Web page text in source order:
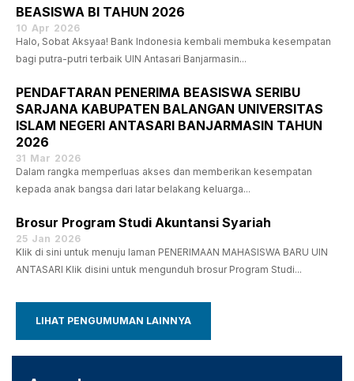
BEASISWA BI TAHUN 2026
10 Apr 2026
Halo, Sobat Aksyaa! Bank Indonesia kembali membuka kesempatan
bagi putra-putri terbaik UIN Antasari Banjarmasin...
PENDAFTARAN PENERIMA BEASISWA SERIBU
SARJANA KABUPATEN BALANGAN UNIVERSITAS
ISLAM NEGERI ANTASARI BANJARMASIN TAHUN
2026
31 Mar 2026
Dalam rangka memperluas akses dan memberikan kesempatan
kepada anak bangsa dari latar belakang keluarga...
Brosur Program Studi Akuntansi Syariah
25 Jan 2026
Klik di sini untuk menuju laman PENERIMAAN MAHASISWA BARU UIN
ANTASARI Klik disini untuk mengunduh brosur Program Studi...
LIHAT PENGUMUMAN LAINNYA